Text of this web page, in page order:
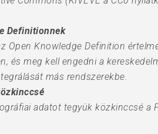
Definitionnek
Open Knowledge Definition
és meg kell engedni a
más rendszerekbe.
adatot tegyük közkinccsé a